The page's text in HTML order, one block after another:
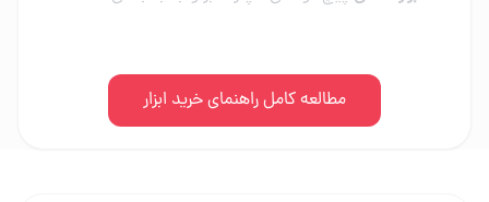
کمپرسور، میخکوب و تجهیزات پنوماتیک
مطالعه کامل راهنمای خرید ابزار